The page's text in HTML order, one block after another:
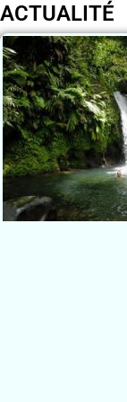
ACTUALITÉ